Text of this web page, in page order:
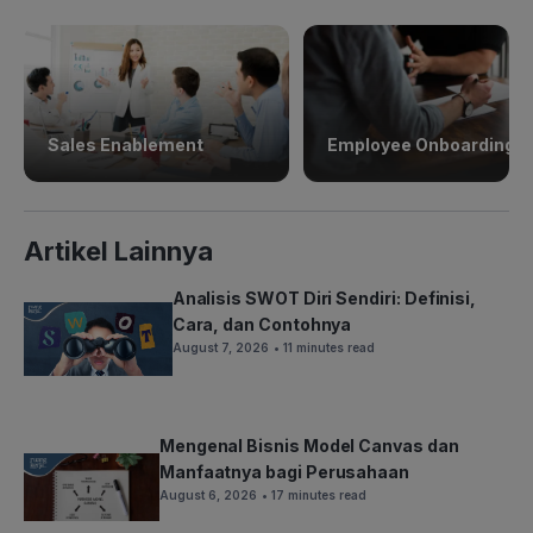
Sales Enablement Employee Onboarding
Artikel Lainnya
Analisis SWOT Diri Sendiri: Definisi,
Cara, dan Contohnya
August 7, 2026 • 11 minutes read
Mengenal Bisnis Model Canvas dan
Manfaatnya bagi Perusahaan
August 6, 2026 • 17 minutes read